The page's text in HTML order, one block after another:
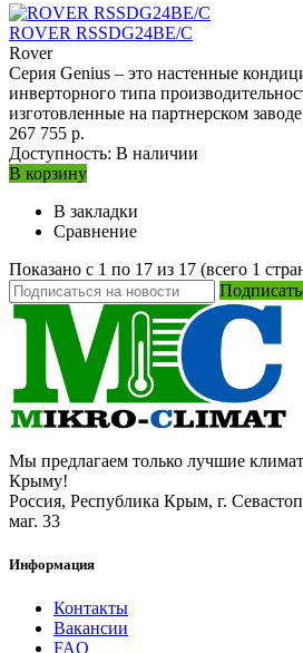
ROVER RSSDG24BE/C
Rover
Серия Genius – это настенные
инверторного типа
изготовленные на партнерском
267 755 р.
Доступность: В наличии
В корзину
В закладки
Сравнение
Показано с 1 по 17 из 17 (всего 1
Мы предлагаем только лучшие
Крыму!
Россия, Республика Крым, г.
маг. 33
Информация
Контакты
Вакансии
FAQ